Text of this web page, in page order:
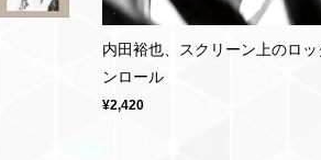
内田裕也、スクリーン上のロッ
ンロール
¥2,420